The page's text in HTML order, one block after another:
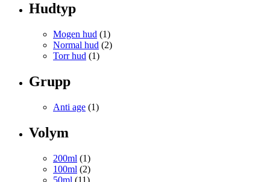
Hudtyp
Mogen hud (1)
Normal hud (2)
Torr hud (1)
Grupp
Anti age (1)
Volym
200ml (1)
100ml (2)
50ml (11)